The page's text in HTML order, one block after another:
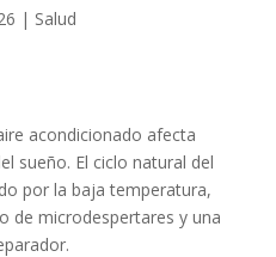
| Salud
acondicionado afecta
sueño. El ciclo natural del
por la baja temperatura,
de microdespertares y una